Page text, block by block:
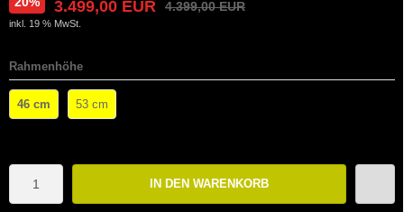
3.499,00 EUR 4.399,00 EUR
inkl. 19 % MwSt.
Rahmenhöhe
46 cm 53 cm
IN DEN WARENKORB